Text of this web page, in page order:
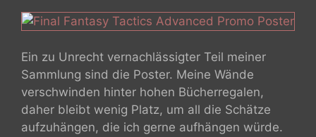
Ein zu Unrecht vernachlässigter Teil meiner
Sammlung sind die Poster. Meine Wände
verschwinden hinter hohen Bücherregalen,
daher bleibt wenig Platz, um all die Schätze
aufzuhängen, die ich gerne aufhängen würde.